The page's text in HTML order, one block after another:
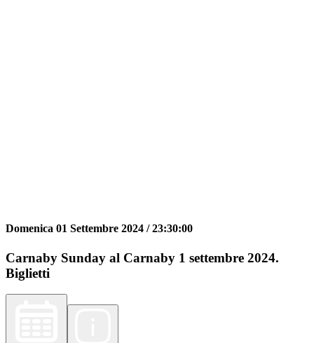
Domenica 01 Settembre 2024 /23:30:00
Carnaby Sunday al Carnaby 1 settembre 2024.
Biglietti